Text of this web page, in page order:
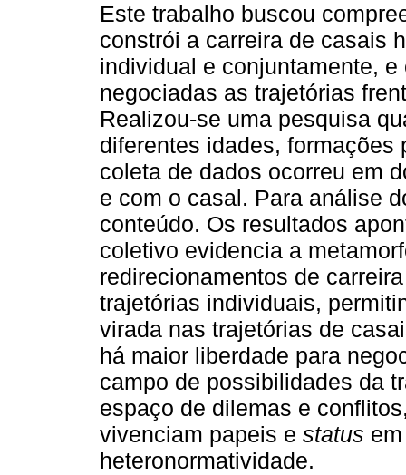
Este trabalho buscou
constrói a carreira de casais
individual e conjuntamente, e
negociadas as trajetórias
Realizou-se uma pesquisa
diferentes idades, formações
coleta de dados ocorreu em
e com o casal. Para análise
conteúdo. Os resultados
coletivo evidencia a
redirecionamentos de
trajetórias individuais,
virada nas trajetórias de
há maior liberdade para
campo de possibilidades da
espaço de dilemas e
vivenciam papeis e status
heteronormatividade.